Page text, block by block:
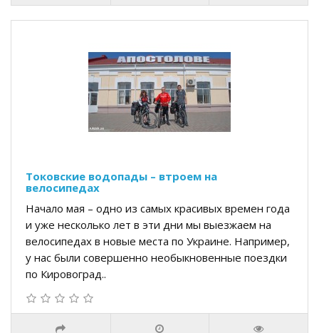
Токовские водопады – втроем на
велосипедах
Начало мая – одно из самых красивых времен года
и уже несколько лет в эти дни мы выезжаем на
велосипедах в новые места по Украине. Например,
у нас были совершенно необыкновенные поездки
по Кировоград..